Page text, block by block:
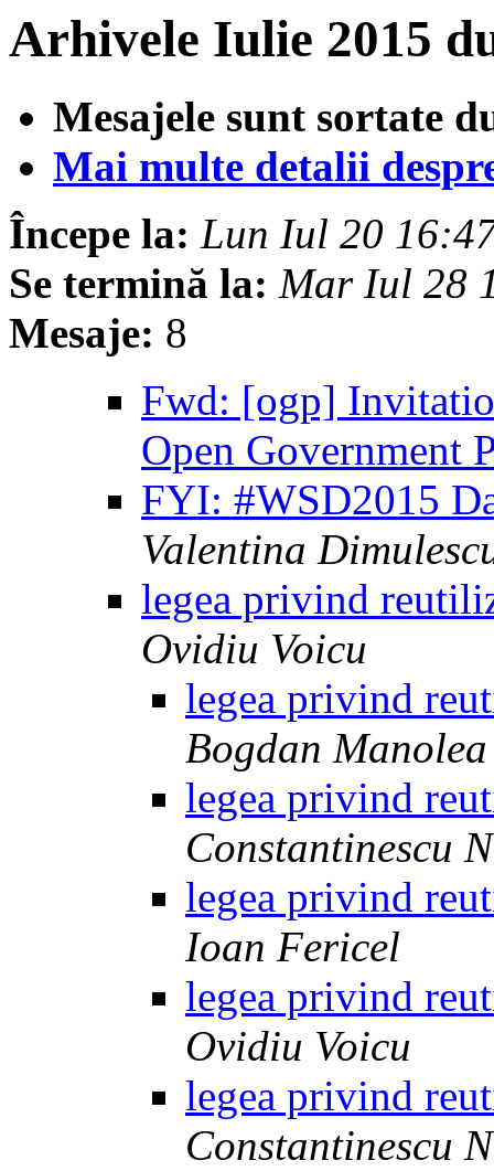
Arhivele Iulie 2015
Mesajele sunt sortate
Mai multe detalii
Începe la: Lun Iul 20
Se termină la: Mar Iul 28
Mesaje: 8
Fwd: [ogp]
Open Government
FYI: #WSD2015
Valentina
legea privind
Ovidiu Voicu
legea privind
Bogdan Manolea
legea privind
Constantinescu
legea privind
Ioan Fericel
legea privind
Ovidiu Voicu
legea privind
Constantinescu